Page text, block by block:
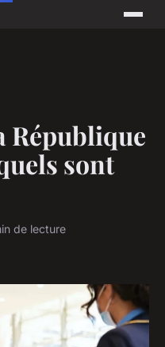
République
sont
de lecture